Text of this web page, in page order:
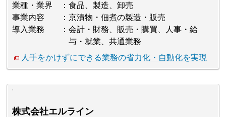
業種・業界
食品、製造、卸売
事業内容
京漬物・佃煮の製造・販売
導入業務
会計・財務、販売・購買、人事・給
与・就業、共通業務
人手をかけずにできる業務の省力化・自動化を実現
株式会社エルライン